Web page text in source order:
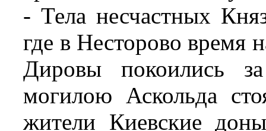
- Тела несчастных
где в Несторово время
Дировы покоились
могилою Аскольда
жители Киевские